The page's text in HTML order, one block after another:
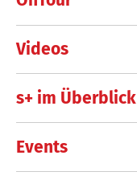
Videos
s+ im Überblick
Events